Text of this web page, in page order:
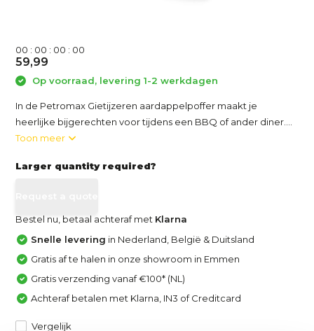
00 : 00 : 00 : 00
59,99
Op voorraad, levering 1-2 werkdagen
In de Petromax Gietijzeren aardappelpoffer maakt je
heerlijke bijgerechten voor tijdens een BBQ of ander diner....
Toon meer
Larger quantity required?
Bestel nu, betaal achteraf met Klarna
Snelle levering in Nederland, België & Duitsland
Gratis af te halen in onze showroom in Emmen
Gratis verzending vanaf €100* (NL)
Achteraf betalen met Klarna, IN3 of Creditcard
Vergelijk